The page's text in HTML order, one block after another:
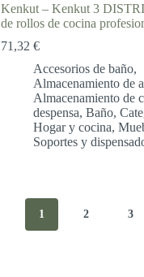
Kenkut – Kenkut 3
de rollos de cocina
71,32 €
Accesorios de baño,
Almacenamiento de
Almacenamiento de
despensa, Baño,
Hogar y cocina,
Soportes y
1 2 3